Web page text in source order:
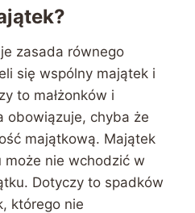
zasada równego
się wspólny majątek i
to małżonków i
obowiązuje, chyba że
majątkową. Majątek
nie wchodzić w
Dotyczy to spadków
którego nie